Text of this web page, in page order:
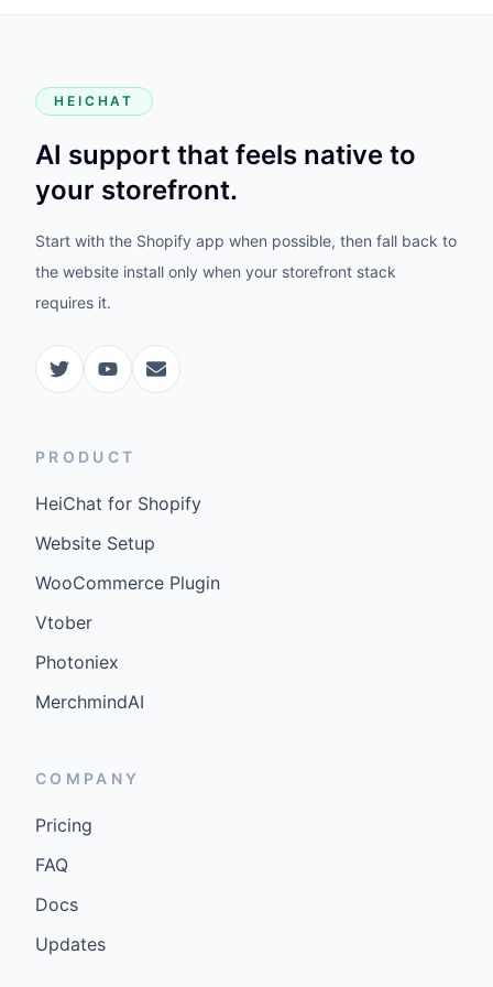
HEICHAT
AI support that feels native to
your storefront.
Start with the Shopify app when possible, then fall back to
the website install only when your storefront stack
requires it.
PRODUCT
HeiChat for Shopify
Website Setup
WooCommerce Plugin
Vtober
Photoniex
MerchmindAI
COMPANY
Pricing
FAQ
Docs
Updates